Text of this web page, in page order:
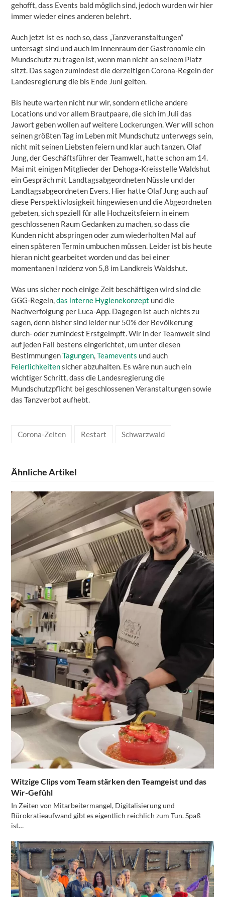
gehofft, dass Events bald möglich sind, jedoch wurden wir hier
immer wieder eines anderen belehrt.
Auch jetzt ist es noch so, dass „Tanzveranstaltungen“
untersagt sind und auch im Innenraum der Gastronomie ein
Mundschutz zu tragen ist, wenn man nicht an seinem Platz
sitzt. Das sagen zumindest die derzeitigen Corona-Regeln der
Landesregierung die bis Ende Juni gelten.
Bis heute warten nicht nur wir, sondern etliche andere
Locations und vor allem Brautpaare, die sich im Juli das
Jawort geben wollen auf weitere Lockerungen. Wer will schon
seinen größten Tag im Leben mit Mundschutz unterwegs sein,
nicht mit seinen Liebsten feiern und klar auch tanzen. Olaf
Jung, der Geschäftsführer der Teamwelt, hatte schon am 14.
Mai mit einigen Mitglieder der Dehoga-Kreisstelle Waldshut
ein Gespräch mit Landtagsabgeordneten Nüssle und der
Landtagsabgeordneten Evers. Hier hatte Olaf Jung auch auf
diese Perspektivlosigkeit hingewiesen und die Abgeordneten
gebeten, sich speziell für alle Hochzeitsfeiern in einem
geschlossenen Raum Gedanken zu machen, so dass die
Kunden nicht abspringen oder zum wiederholten Mal auf
einen späteren Termin umbuchen müssen. Leider ist bis heute
hieran nicht gearbeitet worden und das bei einer
momentanen Inzidenz von 5,8 im Landkreis Waldshut.
Was uns sicher noch einige Zeit beschäftigen wird sind die
GGG-Regeln,das interne Hygienekonzept und die
Nachverfolgung per Luca-App. Dagegen ist auch nichts zu
sagen, denn bisher sind leider nur 50% der Bevölkerung
durch- oder zumindest Erstgeimpft. Wir in der Teamwelt sind
auf jeden Fall bestens eingerichtet, um unter diesen
BestimmungenTagungen,Teamevents und auch
Feierlichkeitensicher abzuhalten. Es wäre nun auch ein
wichtiger Schritt, dass die Landesregierung die
Mundschutzpflicht bei geschlossenen Veranstaltungen sowie
das Tanzverbot aufhebt.
Corona-Zeiten Restart Schwarzwald
Ähnliche Artikel
Witzige Clips vom Team stärken den Teamgeist und das
Wir-Gefühl
In Zeiten von Mitarbeitermangel, Digitalisierung und
Bürokratieaufwand gibt es eigentlich reichlich zum Tun. Spaß
ist…